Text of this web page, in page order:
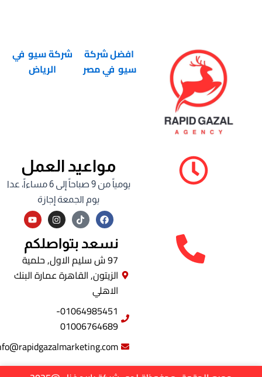
افضل شركة
سيو في مصر
شركة سيو في
الرياض
مواعيد العمل
يومياً من 9 صباحاً إلى 6 مساءاً، عدا
يوم الجمعة إجازة
F
a
c
e
b
o
o
k
I
n
s
t
a
g
r
a
Y
o
u
t
u
b
e
نسعد بتواصلكم
97 ش سليم الاول, حلمية
الزيتون, القاهرة عمارة البنك
الاهلي
01064985451-
01006764689
info@rapidgazalmarketing.com